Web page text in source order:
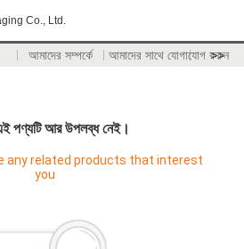
Co., Ltd.
আমাদের সম্পর্কে আমাদের সাথে যোগাযোগ করুন
>>
পণ্যটি আর উপলব্ধ নেই।
any related products that interest
you